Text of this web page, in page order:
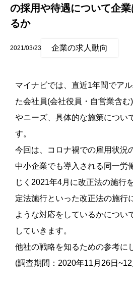
の採用や待遇について企
るか
2021/03/23 企業の求人動向
マイナビでは、直近1年間でア
た会社員(会社役員・自営業含
やニーズ、具体的な施策につい
す。
今回は、コロナ禍での雇用状況
中小企業でも導入される同一労
じく2021年4月に改正法の施行
定法施行といった改正法の施行
ような対応をしているかについ
していきます。
他社の戦略を知るための参考に
(調査期間：2020年11月26日